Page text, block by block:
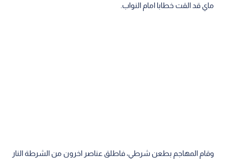
ماي قد القت خطابا امام النواب.
وقام المهاجم بطعن شرطي، فاطلق عناصر اخرون من الشرطة النار